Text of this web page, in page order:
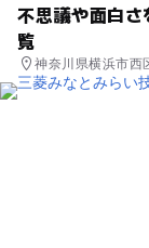
不思議や面白
覧
神奈川県横浜市西